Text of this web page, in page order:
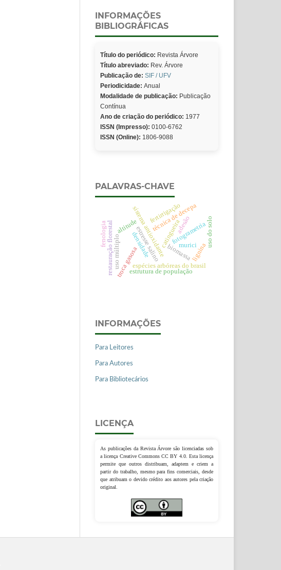
INFORMAÇÕES
BIBLIOGRÁFICAS
Título do periódico: Revista Árvore
Título abreviado: Rev. Árvore
Publicação de: SIF / UFV
Periodicidade: Anual
Modalidade de publicação: Publicação
Contínua
Ano de criação do periódico: 1977
ISSN (Impresso): 0100-6762
ISSN (Online): 1806-9088
PALAVRAS-CHAVE
biomassa
densidade
sistema antioxidante
troca gasosaespécies arbóreas do brasil
técnica de decepa
lignina
estresse salinocatingueira
estrutura de população
altitude fotogrametria
restauração florestal
fertirrigação
fenologia murici
adesão
uso múltiplo
uso do solo
INFORMAÇÕES
Para Leitores
Para Autores
Para Bibliotecários
LICENÇA
As publicações da Revista Árvore são licenciadas sob
a licença Creative Commons CC BY 4.0. Esta licença
permite que outros distribuam, adaptem e criem a
partir do trabalho, mesmo para fins comerciais, desde
que atribuam o devido crédito aos autores pela criação
original.